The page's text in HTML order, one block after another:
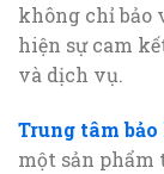
không chỉ bảo
hiện sự cam
và dịch vụ.
Trung tâm
một sản phẩm